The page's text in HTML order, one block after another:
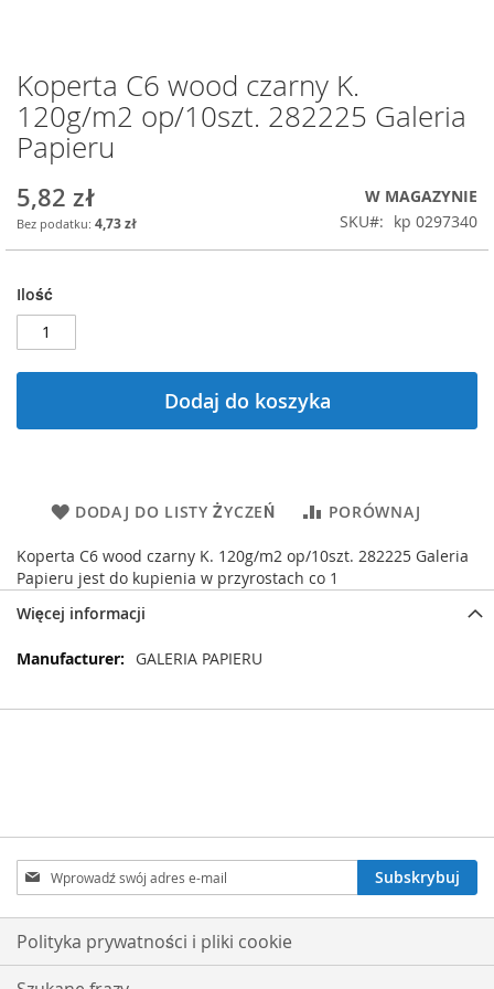
Przejdź
na
początek
galerii
Koperta C6 wood czarny K.
120g/m2 op/10szt. 282225 Galeria
Papieru
5,82 zł
4,73 zł
W MAGAZYNIE
SKU
kp 0297340
Ilość
Dodaj do koszyka
DODAJ DO LISTY ŻYCZEŃ PORÓWNAJ
Koperta C6 wood czarny K. 120g/m2 op/10szt. 282225 Galeria
Papieru jest do kupienia w przyrostach co 1
Więcej informacji
Więcej
GALERIA PAPIERU
Subskrybuj
nasz
newsletter:
Subskrybuj
Polityka prywatności i pliki cookie